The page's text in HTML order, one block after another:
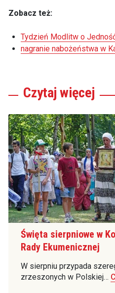
Zobacz też:
Tydzień Modlitw o
nagranie nabożeństwa w
Czytaj więcej
Święta sierpniowe w
Rady Ekumenicznej
W sierpniu przypada
zrzeszonych w Polskiej…